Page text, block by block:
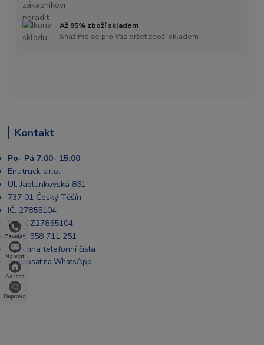
Zavolat
Napsat
Adresa
Doprava
Až 95% zboží skladem
Snažíme se pro Vás držet zboží skladem
Kontakt
Po- Pá 7:00- 15:00
Enatruck s.r.o.
Ul. Jablunkovská 851
737 01 Český Těšín
IČ: 27855104
DIČ: CZ27855104
+420 558 711 251
Všechna telefonní čísla
📩 Napsat na WhatsApp